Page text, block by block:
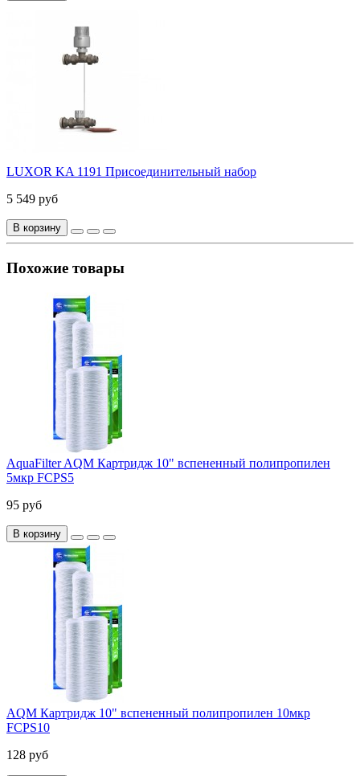
LUXOR KA 1191 Присоединительный набор
5 549 руб
В корзину
Похожие товары
AquaFilter AQM Картридж 10" вспененный полипропилен
5мкр FCPS5
95 руб
В корзину
AQM Картридж 10" вспененный полипропилен 10мкр
FCPS10
128 руб